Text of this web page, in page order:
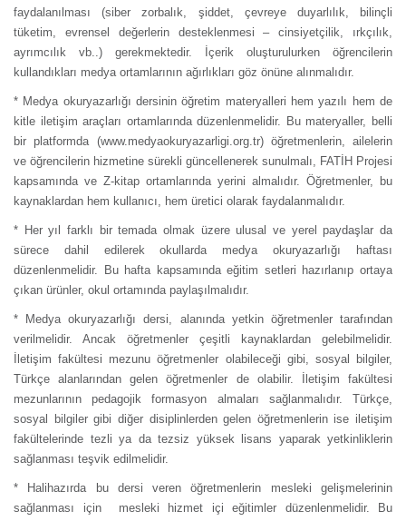
faydalanılması (siber zorbalık, şiddet, çevreye duyarlılık, bilinçli
tüketim, evrensel değerlerin desteklenmesi – cinsiyetçilik, ırkçılık,
ayrımcılık vb..) gerekmektedir. İçerik oluşturulurken öğrencilerin
kullandıkları medya ortamlarının ağırlıkları göz önüne alınmalıdır.
* Medya okuryazarlığı dersinin öğretim materyalleri hem yazılı hem de
kitle iletişim araçları ortamlarında düzenlenmelidir. Bu materyaller, belli
bir platformda (www.medyaokuryazarligi.org.tr) öğretmenlerin, ailelerin
ve öğrencilerin hizmetine sürekli güncellenerek sunulmalı, FATİH Projesi
kapsamında ve Z-kitap ortamlarında yerini almalıdır. Öğretmenler, bu
kaynaklardan hem kullanıcı, hem üretici olarak faydalanmalıdır.
* Her yıl farklı bir temada olmak üzere ulusal ve yerel paydaşlar da
sürece dahil edilerek okullarda medya okuryazarlığı haftası
düzenlenmelidir. Bu hafta kapsamında eğitim setleri hazırlanıp ortaya
çıkan ürünler, okul ortamında paylaşılmalıdır.
* Medya okuryazarlığı dersi, alanında yetkin öğretmenler tarafından
verilmelidir. Ancak öğretmenler çeşitli kaynaklardan gelebilmelidir.
İletişim fakültesi mezunu öğretmenler olabileceği gibi, sosyal bilgiler,
Türkçe alanlarından gelen öğretmenler de olabilir. İletişim fakültesi
mezunlarının pedagojik formasyon almaları sağlanmalıdır. Türkçe,
sosyal bilgiler gibi diğer disiplinlerden gelen öğretmenlerin ise iletişim
fakültelerinde tezli ya da tezsiz yüksek lisans yaparak yetkinliklerin
sağlanması teşvik edilmelidir.
* Halihazırda bu dersi veren öğretmenlerin mesleki gelişmelerinin
sağlanması için mesleki hizmet içi eğitimler düzenlenmelidir. Bu